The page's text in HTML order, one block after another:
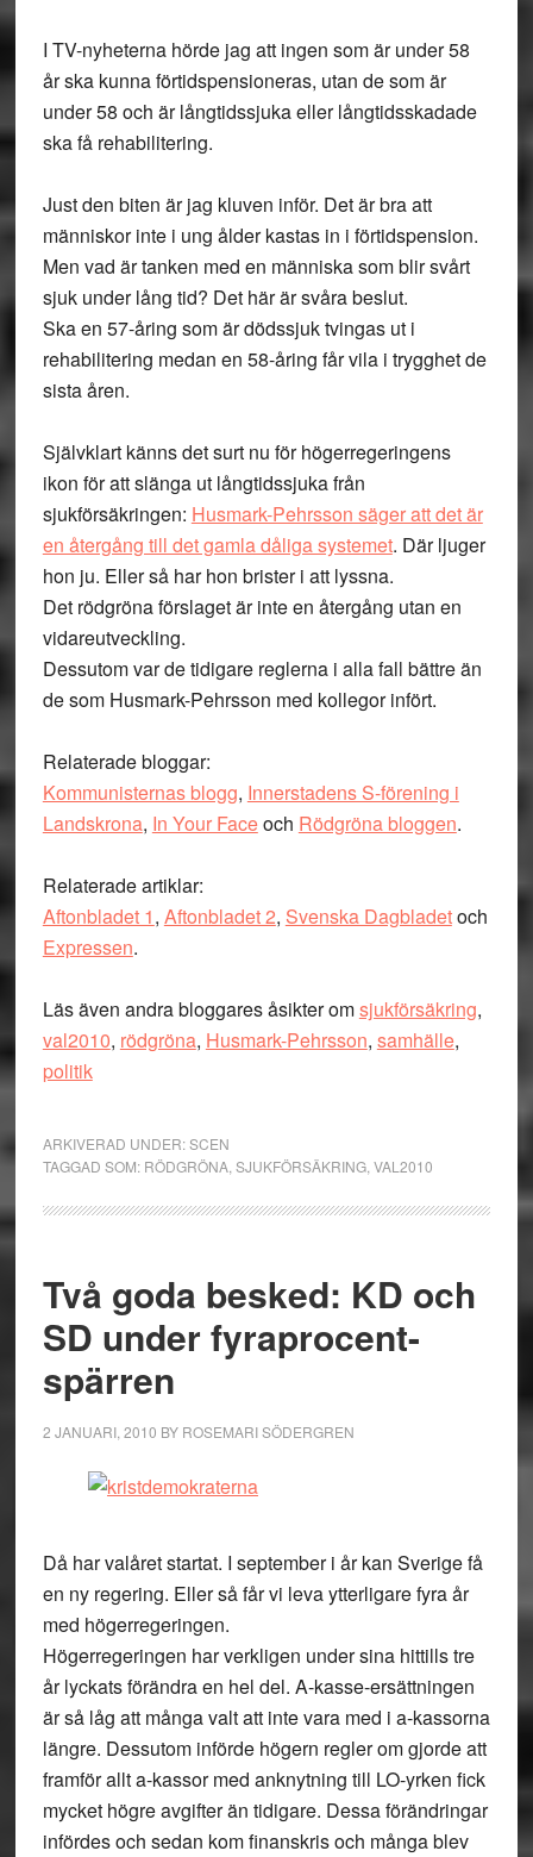
I TV-nyheterna hörde jag att ingen som är under 58
år ska kunna förtidspensioneras, utan de som är
under 58 och är långtidssjuka eller långtidsskadade
ska få rehabilitering.
Just den biten är jag kluven inför. Det är bra att
människor inte i ung ålder kastas in i förtidspension.
Men vad är tanken med en människa som blir svårt
sjuk under lång tid? Det här är svåra beslut.
Ska en 57-åring som är dödssjuk tvingas ut i
rehabilitering medan en 58-åring får vila i trygghet de
sista åren.
Självklart känns det surt nu för högerregeringens
ikon för att slänga ut långtidssjuka från
sjukförsäkringen: Husmark-Pehrsson säger att det är
en återgång till det gamla dåliga systemet. Där ljuger
hon ju. Eller så har hon brister i att lyssna.
Det rödgröna förslaget är inte en återgång utan en
vidareutveckling.
Dessutom var de tidigare reglerna i alla fall bättre än
de som Husmark-Pehrsson med kollegor infört.
Relaterade bloggar:
Kommunisternas blogg, Innerstadens S-förening i
Landskrona, In Your Faceoch Rödgröna bloggen.
Relaterade artiklar:
Aftonbladet 1, Aftonbladet 2, Svenska Dagbladetoch
Expressen.
Läs även andra bloggares åsikter omsjukförsäkring,
val2010, rödgröna, Husmark-Pehrsson, samhälle,
politik
ARKIVERAD UNDER:SCEN
TAGGAD SOM: RÖDGRÖNA, SJUKFÖRSÄKRING, VAL2010
Två goda besked: KD och
SD under fyraprocent-
spärren
2 JANUARI, 2010 BY ROSEMARI SÖDERGREN
Då har valåret startat. I september i år kan Sverige få
en ny regering. Eller så får vi leva ytterligare fyra år
med högerregeringen.
Högerregeringen har verkligen under sina hittills tre
år lyckats förändra en hel del. A-kasse-ersättningen
är så låg att många valt att inte vara med i a-kassorna
längre. Dessutom införde högern regler om gjorde att
framför allt a-kassor med anknytning till LO-yrken fick
mycket högre avgifter än tidigare. Dessa förändringar
infördes och sedan kom finanskris och många blev